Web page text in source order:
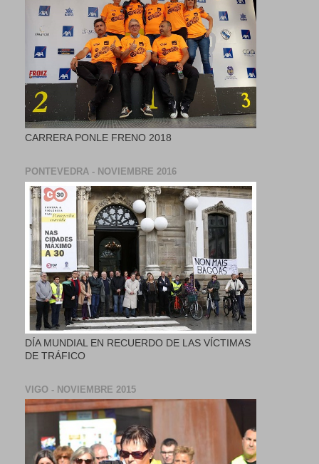
CARRERA PONLE FRENO 2018
PONTEVEDRA - NOVIEMBRE 2016
DÍA MUNDIAL EN RECUERDO DE LAS VÍCTIMAS
DE TRÁFICO
VIGO - NOVIEMBRE 2015